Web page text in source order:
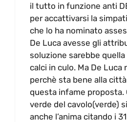
il tutto in funzione anti
per accattivarsi la
che lo ha nominato
De Luca avesse gli
soluzione sarebbe quella
calci in culo. Ma De Luca
perchè sta bene alla
questa infame proposta.
verde del cavolo(verde)
anche l’anima citando i